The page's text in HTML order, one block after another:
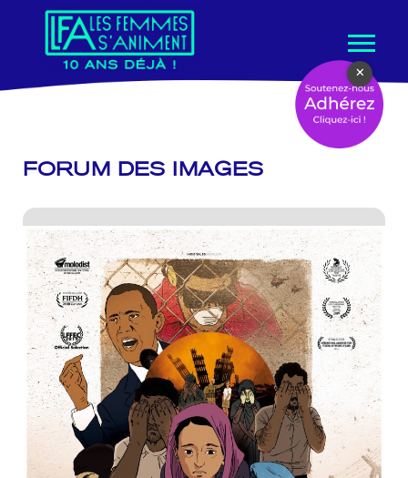
contenu
FORUM DES IMAGES
×